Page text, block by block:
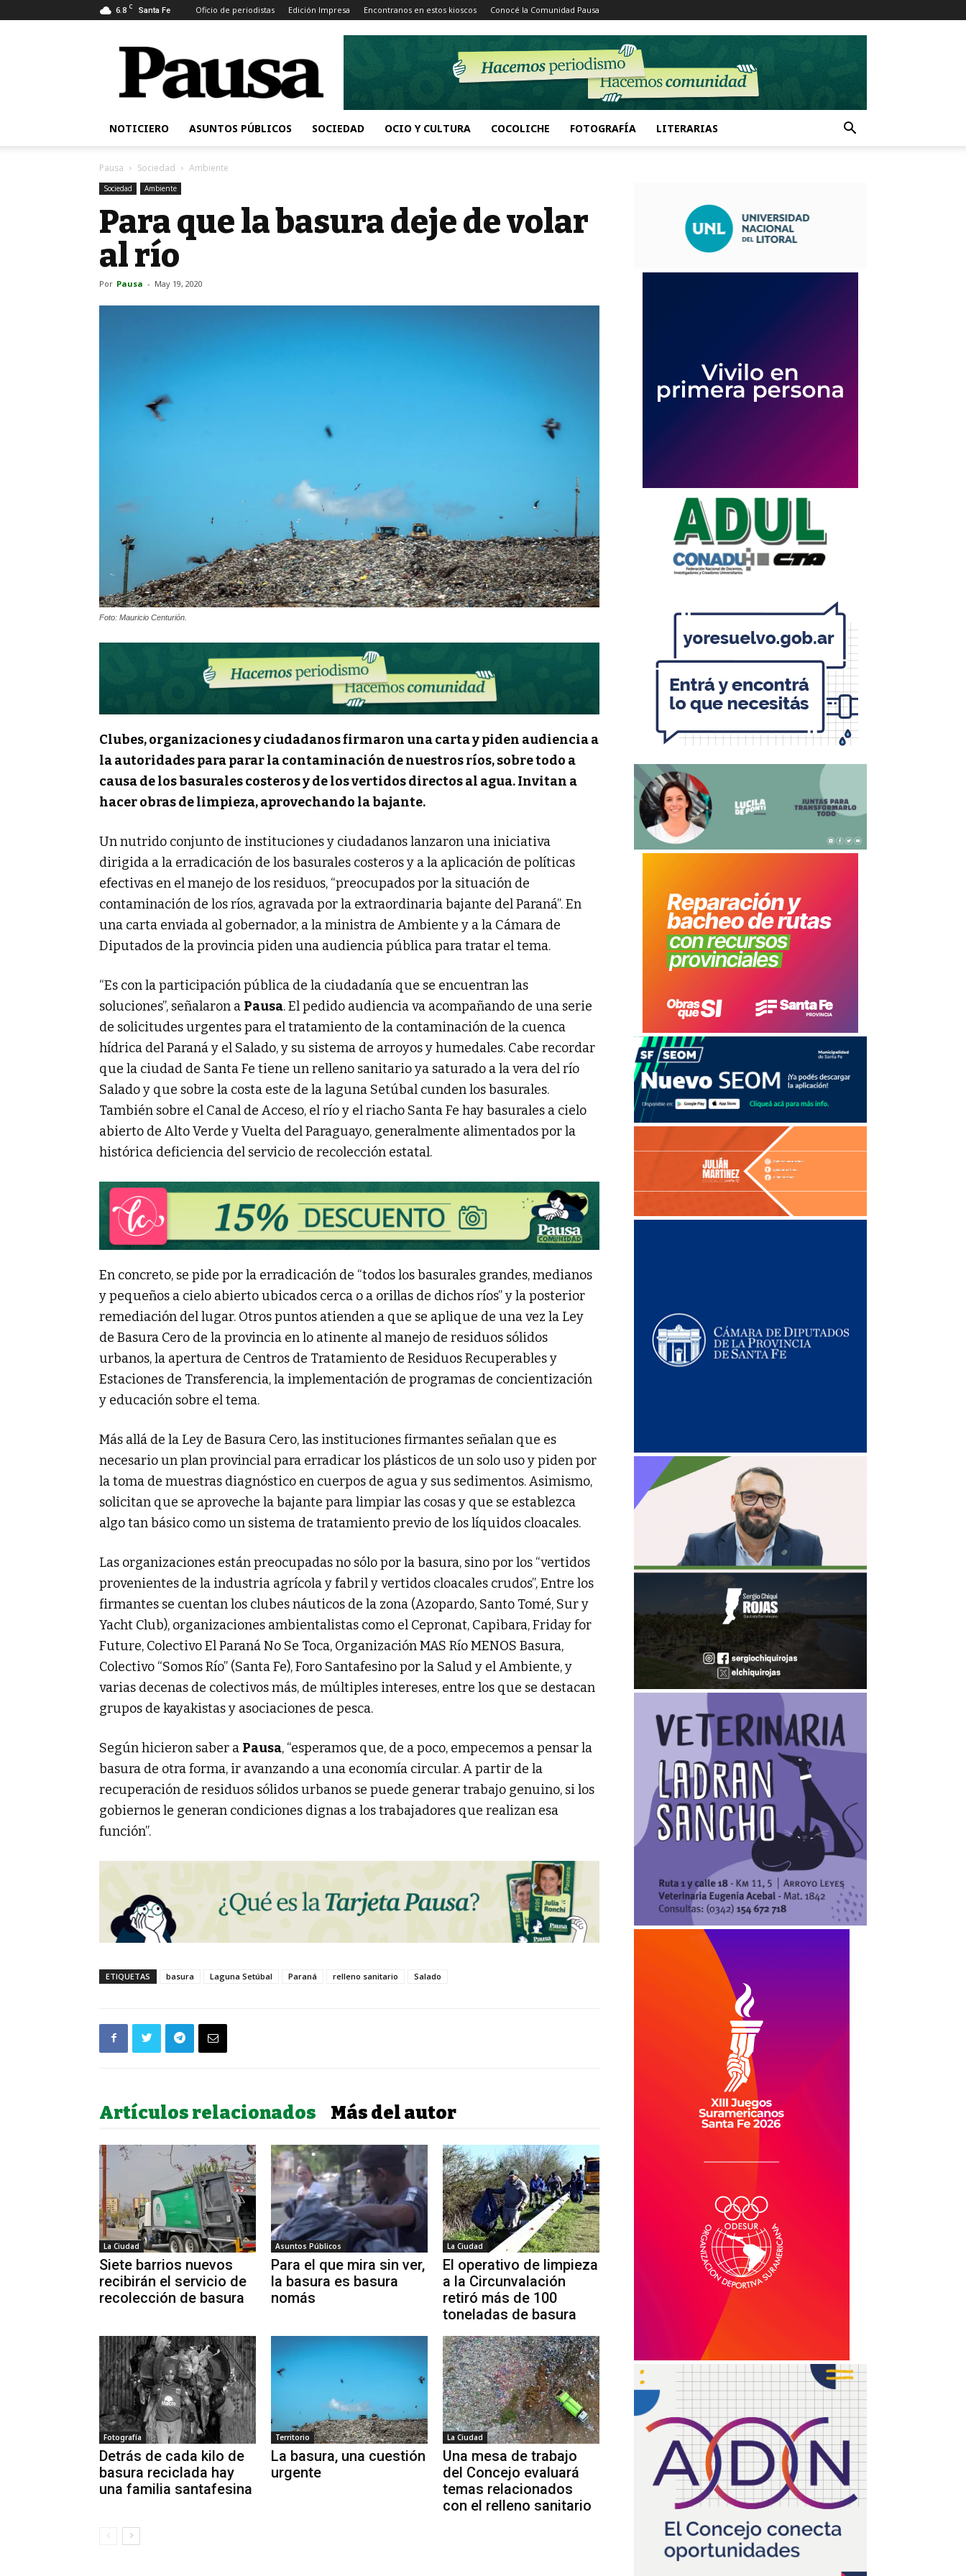
6.8 C Santa Fe Oficio de periodistas Edición Impresa Encontranos en estos kioscos Conocé la Comunidad Pausa
Pausa
NOTICIERO ASUNTOS PÚBLICOS SOCIEDAD OCIO Y CULTURA COCOLICHE FOTOGRAFÍA LITERARIAS
Pausa Sociedad Ambiente
Sociedad Ambiente
Para que la basura deje de volar
al río
Por Pausa - May 19, 2020
Foto: Mauricio Centurión.
Clubes, organizaciones y ciudadanos firmaron una carta y piden audiencia a
la autoridades para parar la contaminación de nuestros ríos, sobre todo a
causa de los basurales costeros y de los vertidos directos al agua. Invitan a
hacer obras de limpieza, aprovechando la bajante.
Un nutrido conjunto de instituciones y ciudadanos lanzaron una iniciativa
dirigida a la erradicación de los basurales costeros y a la aplicación de políticas
efectivas en el manejo de los residuos, “preocupados por la situación de
contaminación de los ríos, agravada por la extraordinaria bajante del Paraná”. En
una carta enviada al gobernador, a la ministra de Ambiente y a la Cámara de
Diputados de la provincia piden una audiencia pública para tratar el tema.
“Es con la participación pública de la ciudadanía que se encuentran las
soluciones”, señalaron a Pausa. El pedido audiencia va acompañando de una serie
de solicitudes urgentes para el tratamiento de la contaminación de la cuenca
hídrica del Paraná y el Salado, y su sistema de arroyos y humedales. Cabe recordar
que la ciudad de Santa Fe tiene un relleno sanitario ya saturado a la vera del río
Salado y que sobre la costa este de la laguna Setúbal cunden los basurales.
También sobre el Canal de Acceso, el río y el riacho Santa Fe hay basurales a cielo
abierto de Alto Verde y Vuelta del Paraguayo, generalmente alimentados por la
histórica deficiencia del servicio de recolección estatal.
En concreto, se pide por la erradicación de “todos los basurales grandes, medianos
y pequeños a cielo abierto ubicados cerca o a orillas de dichos ríos” y la posterior
remediación del lugar. Otros puntos atienden a que se aplique de una vez la Ley
de Basura Cero de la provincia en lo atinente al manejo de residuos sólidos
urbanos, la apertura de Centros de Tratamiento de Residuos Recuperables y
Estaciones de Transferencia, la implementación de programas de concientización
y educación sobre el tema.
Más allá de la Ley de Basura Cero, las instituciones firmantes señalan que es
necesario un plan provincial para erradicar los plásticos de un solo uso y piden por
la toma de muestras diagnóstico en cuerpos de agua y sus sedimentos. Asimismo,
solicitan que se aproveche la bajante para limpiar las cosas y que se establezca
algo tan básico como un sistema de tratamiento previo de los líquidos cloacales.
Las organizaciones están preocupadas no sólo por la basura, sino por los “vertidos
provenientes de la industria agrícola y fabril y vertidos cloacales crudos”, Entre los
firmantes se cuentan los clubes náuticos de la zona (Azopardo, Santo Tomé, Sur y
Yacht Club), organizaciones ambientalistas como el Cepronat, Capibara, Friday for
Future, Colectivo El Paraná No Se Toca, Organización MAS Río MENOS Basura,
Colectivo “Somos Río” (Santa Fe), Foro Santafesino por la Salud y el Ambiente, y
varias decenas de colectivos más, de múltiples intereses, entre los que se destacan
grupos de kayakistas y asociaciones de pesca.
Según hicieron saber a Pausa, “esperamos que, de a poco, empecemos a pensar la
basura de otra forma, ir avanzando a una economía circular. A partir de la
recuperación de residuos sólidos urbanos se puede generar trabajo genuino, si los
gobiernos le generan condiciones dignas a los trabajadores que realizan esa
función”.
ETIQUETAS basura Laguna Setúbal Paraná relleno sanitario Salado
Artículos relacionados Más del autor
La Ciudad
Siete barrios nuevos
recibirán el servicio de
recolección de basura
Asuntos Públicos
Para el que mira sin ver,
la basura es basura
nomás
La Ciudad
El operativo de limpieza
a la Circunvalación
retiró más de 100
toneladas de basura
Fotografía
Detrás de cada kilo de
basura reciclada hay
una familia santafesina
Territorio
La basura, una cuestión
urgente
La Ciudad
Una mesa de trabajo
del Concejo evaluará
temas relacionados
con el relleno sanitario